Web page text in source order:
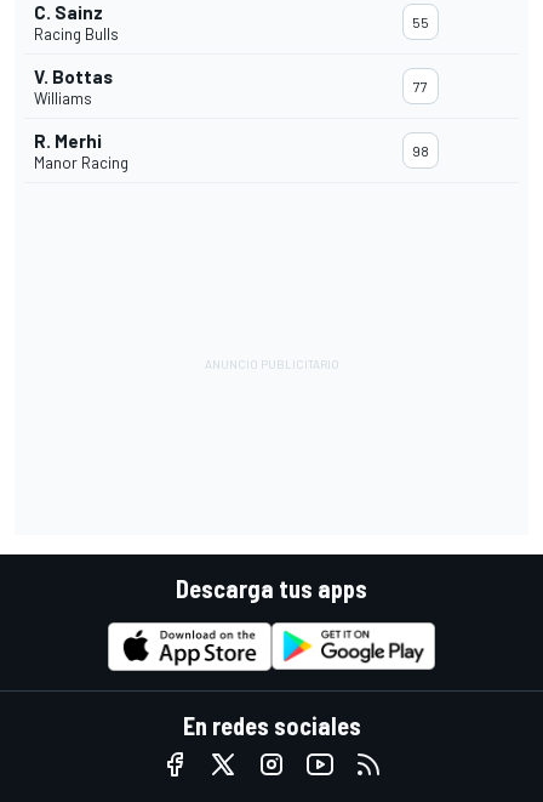
C. Sainz
Racing Bulls
55
V. Bottas
Williams
77
R. Merhi
Manor Racing
98
Descarga tus apps
En redes sociales